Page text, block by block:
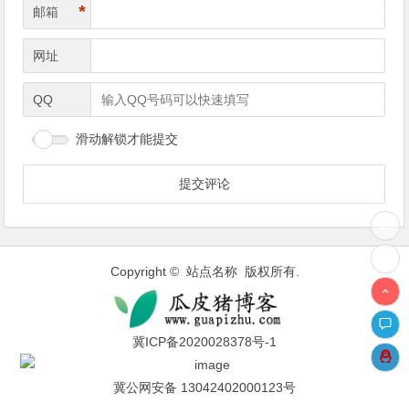
邮箱 *
网址
QQ
滑动解锁才能提交
Copyright © 站点名称 版权所有.
冀ICP备2020028378号-1
冀公网安备 13042402000123号